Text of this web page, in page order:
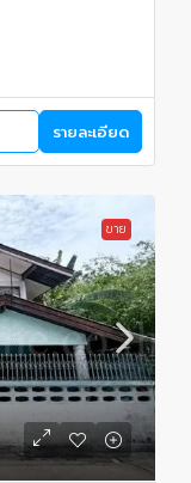
รายละเอียด
ขาย